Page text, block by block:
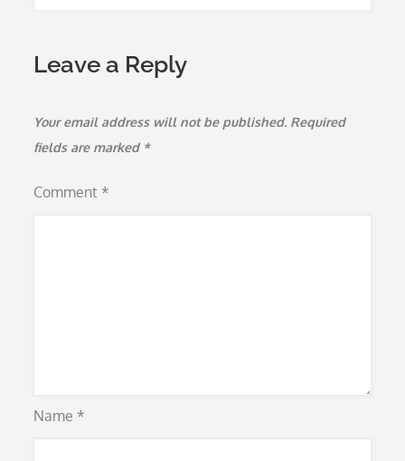
Leave a Reply
Your email address will not be published. Required
fields are marked *
Comment *
Name *